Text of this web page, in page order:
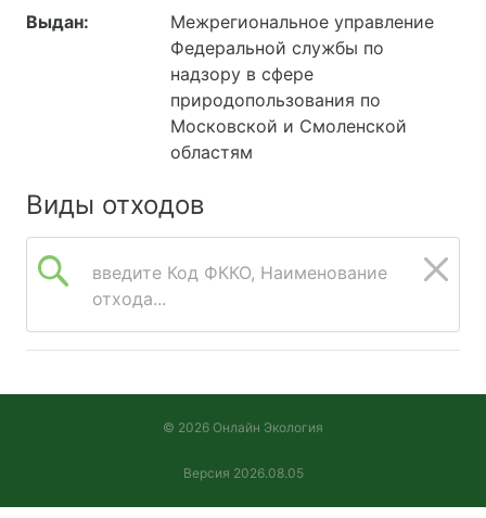
Выдан:
Межрегиональное управление
Федеральной службы по
надзору в сфере
природопользования по
Московской и Смоленской
областям
Виды отходов
введите Код ФККО, Наименование
отхода...
© 2026 Онлайн Экология
Версия 2026.08.05